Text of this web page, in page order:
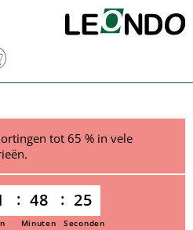
tot 65 % in vele
48 25
Minuten Seconden